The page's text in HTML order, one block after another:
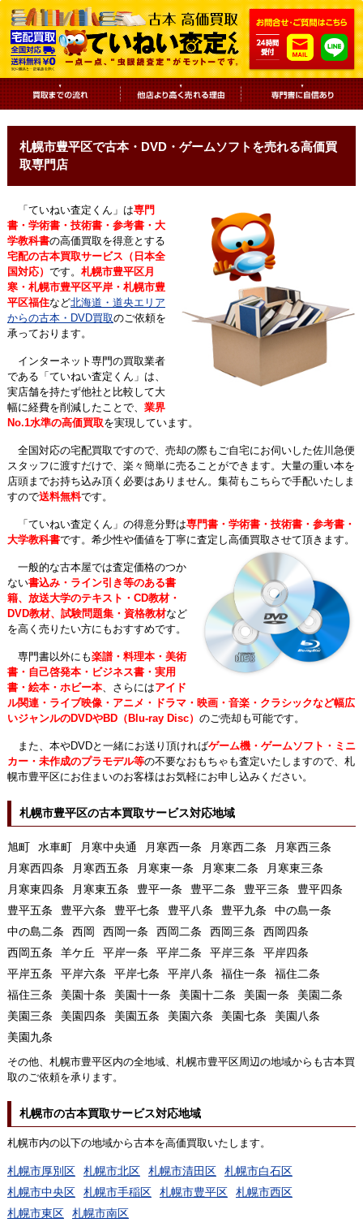
札幌市豊平区で古本・DVD・ゲームソフトを売れる高価買
取専門店
「ていねい査定くん」は専門
書・学術書・技術書・参考書・大
学教科書の高価買取を得意とする
宅配の古本買取サービス（日本全
国対応） です。 札幌市豊平区月
寒・札幌市豊平区平岸・札幌市豊
平区福住など北海道・道央エリア
からの古本・DVD買取のご依頼を
承っております。
インターネット専門の買取業者
である「ていねい査定くん」は、
実店舗を持たず他社と比較して大
幅に経費を削減したことで、 業界
No.1水準の高価買取を実現しています。
全国対応の宅配買取ですので、売却の際もご自宅にお伺いした佐川急便
スタッフに渡すだけで、楽々簡単に売ることができます。大量の重い本を
店頭までお持ち込み頂く必要はありません。集荷もこちらで手配いたしま
すので送料無料です。
「ていねい査定くん」の得意分野は専門書・学術書・技術書・参考書・
大学教科書です。希少性や価値を丁寧に査定し高価買取させて頂きます。
一般的な古本屋では査定価格のつか
ない書込み・ライン引き等のある書
籍、放送大学のテキスト・CD教材・
DVD教材、試験問題集・資格教材など
を高く売りたい方にもおすすめです。
専門書以外にも楽譜・料理本・美術
書・自己啓発本・ビジネス書・実用
書・絵本・ホビー本、さらにはアイド
ル関連・ライブ映像・アニメ・ドラマ・映画・音楽・クラシックなど幅広
いジャンルのDVDやBD（Blu-ray Disc） のご売却も可能です。
また、本やDVDと一緒にお送り頂ければゲーム機・ゲームソフト・ミニ
カー・未作成のプラモデル等の不要なおもちゃも査定いたしますので、札
幌市豊平区にお住まいのお客様はお気軽にお申し込みください。
札幌市豊平区の古本買取サービス対応地域
旭町 水車町 月寒中央通 月寒西一条 月寒西二条
月寒西三条
月寒西四条
月寒西五条 月寒東一条 月寒東二条
月寒東三条
月寒東四条
月寒東五条 豊平一条 豊平二条 豊平三条
豊平四条
豊平五条
豊平六条 豊平七条 豊平八条 豊平九条
中の島一条
中の島二条
西岡 西岡一条 西岡二条 西岡三条
西岡四条
西岡五条
羊ケ丘 平岸一条 平岸二条 平岸三条
平岸四条
平岸五条
平岸六条 平岸七条 平岸八条 福住一条
福住二条
福住三条
美園十条 美園十一条 美園十二条 美園一条
美園二条
美園三条
美園四条 美園五条 美園六条 美園七条
美園八条
美園九条
その他、札幌市豊平区内の全地域、札幌市豊平区周辺の地域からも古本買
取のご依頼を承ります。
札幌市の古本買取サービス対応地域
札幌市内の以下の地域から古本を高価買取いたします。
札幌市厚別区 札幌市北区 札幌市清田区
札幌市白石区
札幌市中央区
札幌市手稲区 札幌市豊平区
札幌市西区
札幌市東区
札幌市南区